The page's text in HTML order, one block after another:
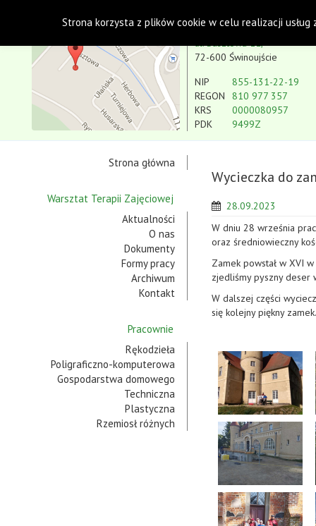
Koło w Świnoujściu
ul. Basztowa 11,
72-600 Świnoujście
NIP
REGON
KRS
PDK
855-131-22-19
810 977 357
0000080957
9499Z
Strona główna
Warsztat Terapii Zajęciowej
Aktualności
O nas
Dokumenty
Formy pracy
Archiwum
Kontakt
Pracownie
Rękodzieła
Poligraficzno-komputerowa
Gospodarstwa domowego
Techniczna
Plastyczna
Rzemiosł różnych
Wycieczka do
28.09.2023
W dniu 28 września
oraz średniowieczny
Zamek powstał w XVI
zjedliśmy pyszny deser
W dalszej części
się kolejny piękny
Strona korzysta z plików cookie w celu realizacji usług